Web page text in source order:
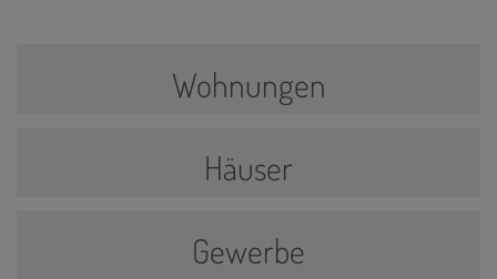
Wohnungen
Häuser
Gewerbe